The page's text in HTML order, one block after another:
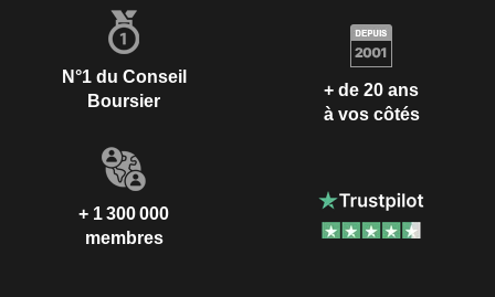
N°1 du Conseil
Boursier
+ de 20 ans
à vos côtés
+ 1 300 000
membres